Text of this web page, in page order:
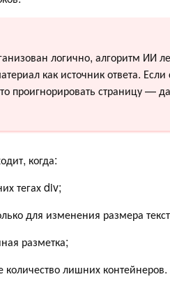
логично, алгоритм ИИ
как источник ответа.
проигнорировать страницу —
когда:
тегах div;
для изменения размера
разметка;
количество лишних контейнеров.